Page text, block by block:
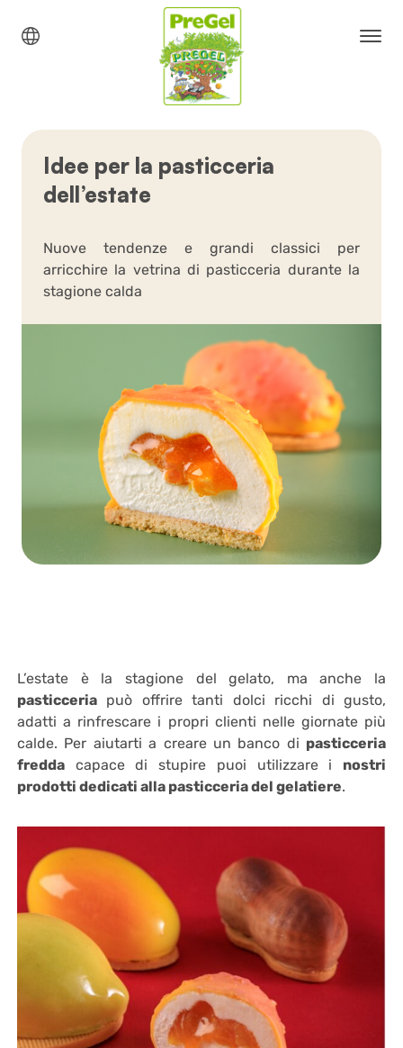
Idee per la pasticceria
dell’estate
Nuove tendenze e grandi classici per
arricchire la vetrina di pasticceria durante la
stagione calda
L’estate è la stagione del gelato, ma anche la
pasticceria può offrire tanti dolci ricchi di gusto,
adatti a rinfrescare i propri clienti nelle giornate più
calde. Per aiutarti a creare un banco di pasticceria
fredda capace di stupire puoi utilizzare i nostri
prodotti dedicati alla pasticceria del gelatiere.